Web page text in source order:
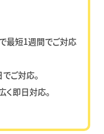
最短1週間でご対応
ご対応。
く即日対応。